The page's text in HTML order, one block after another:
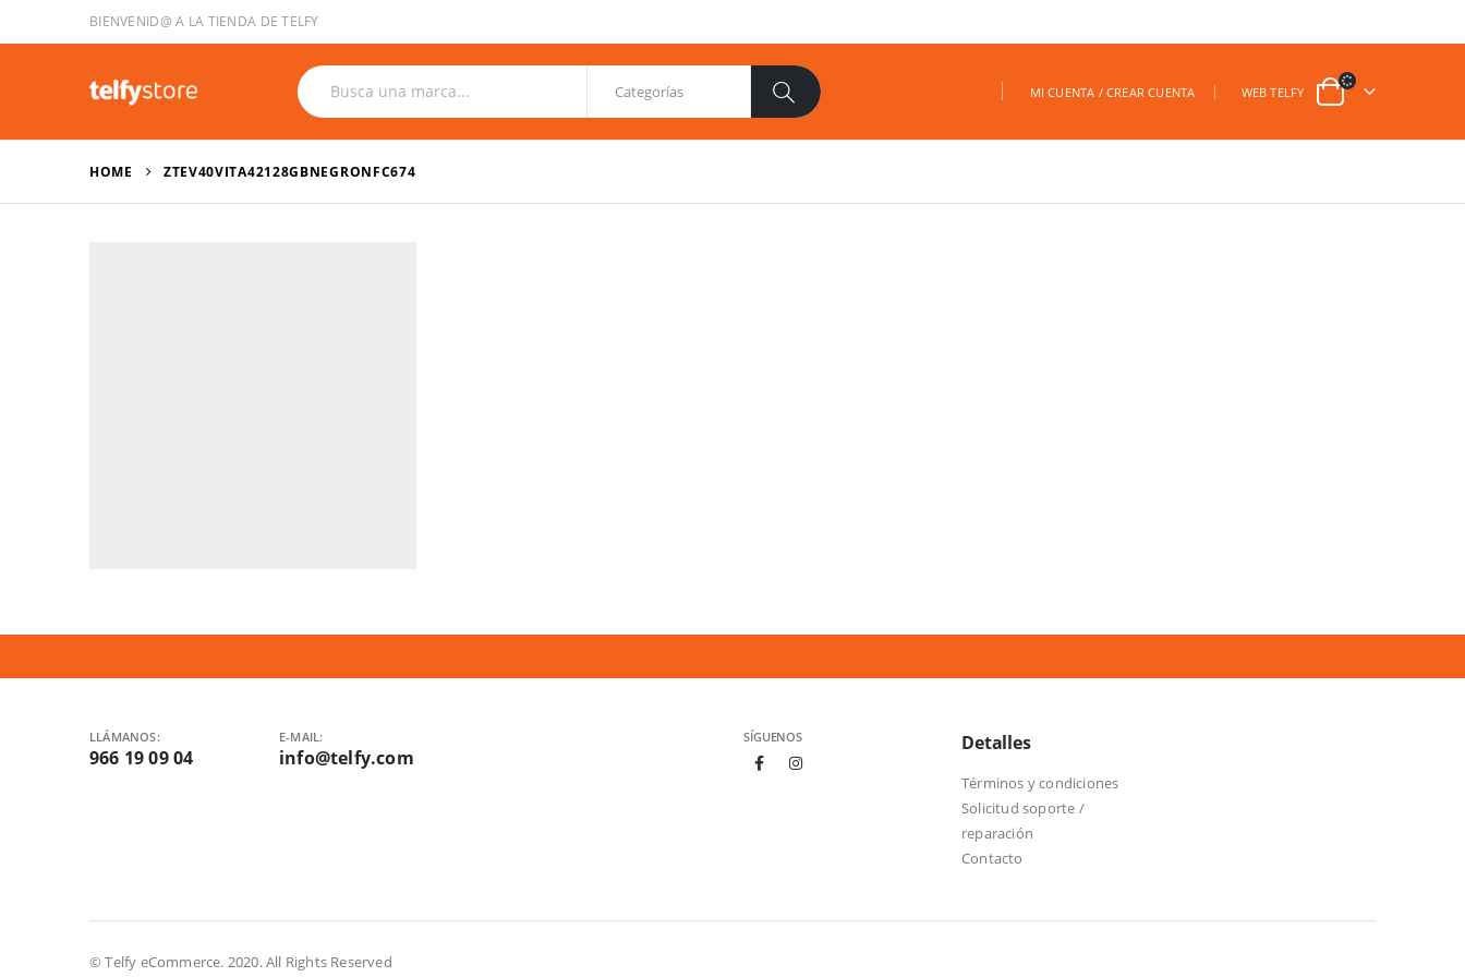
BIENVENID@ A LA TIENDA DE TELFY
| MI CUENTA / CREAR CUENTA WEB TELFY
HOME ZTEV40VITA42128GBNEGRONFC674
LLÁMANOS:
966 19 09 04
E-MAIL:
info@telfy.com
SÍGUENOS Detalles
Términos y condiciones
Solicitud soporte /
reparación
Contacto
© Telfy eCommerce. 2020. All Rights Reserved